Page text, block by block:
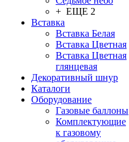
+ ЕЩЕ 2
Вставка
Вставка Белая
Вставка Цветная
Вставка Цветная
глянцевая
Декоративный шнур
Каталоги
Оборудование
Газовые баллоны
Комплектующие
к газовому